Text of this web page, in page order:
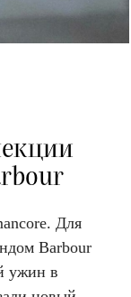
Для
Barbour
ужин в